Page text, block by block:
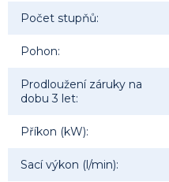
Počet stupňů:
Pohon:
Prodloužení záruky na
dobu 3 let:
Příkon (kW):
Sací výkon (l/min):